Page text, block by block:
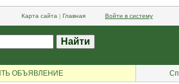
Карта сайта | Главная Войти в систему
ОБЪЯВЛЕНИЕ